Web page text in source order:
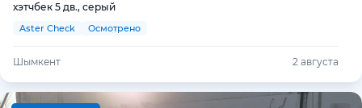
хэтчбек 5 дв., серый
Aster Check Осмотрено
Шымкент 2 августа